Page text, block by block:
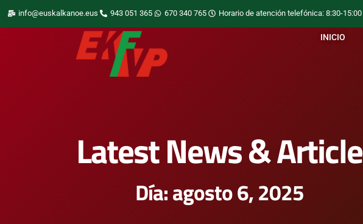
info@euskalkanoe.eus 943 051 365 670 340 765 Horario de atención telefónica: 8:30-15:00
INICIO
Latest News & Article
Día: agosto 6, 2025